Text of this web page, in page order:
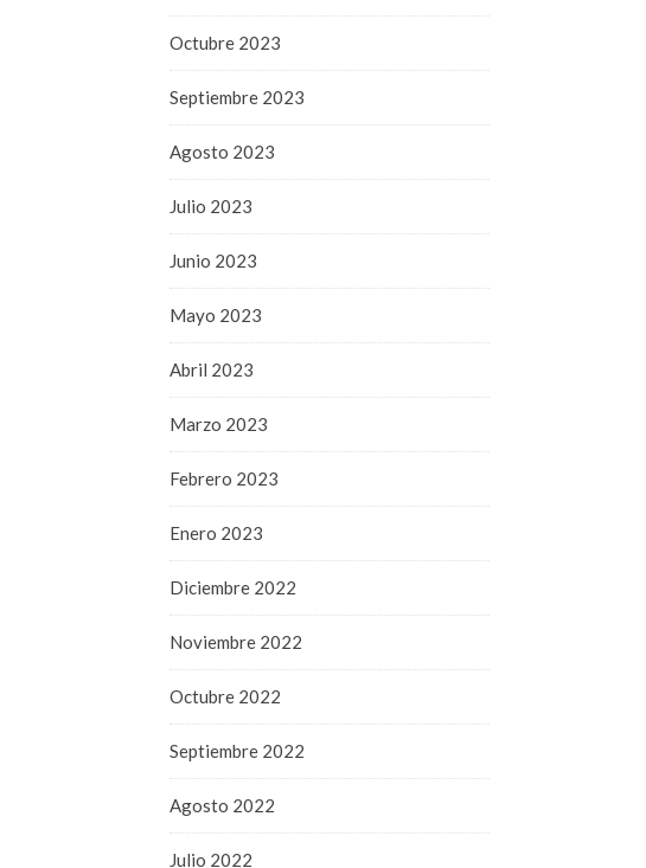
Octubre 2023
Septiembre 2023
Agosto 2023
Julio 2023
Junio 2023
Mayo 2023
Abril 2023
Marzo 2023
Febrero 2023
Enero 2023
Diciembre 2022
Noviembre 2022
Octubre 2022
Septiembre 2022
Agosto 2022
Julio 2022